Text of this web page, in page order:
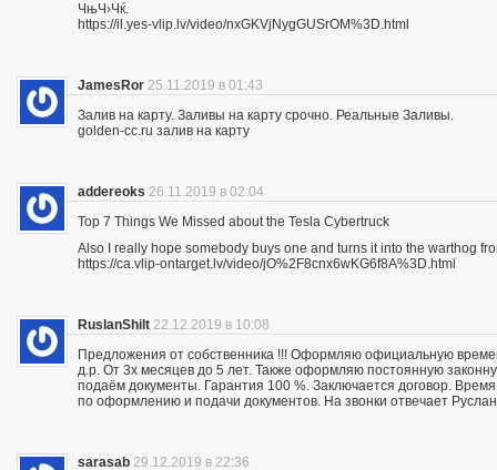
ЧњЧ›Чќ.
https://il.yes-vlip.lv/video/nxGKVjNygGUSrOM%3D.html
JamesRor 25.11.2019 в 01:43
Залив на карту. Заливы на карту срочно. Реальные Заливы.
golden-cc.ru залив на карту
addereoks 26.11.2019 в 02:04
Top 7 Things We Missed about the Tesla Cybertruck
Also I really hope somebody buys one and turns it into the warthog
https://ca.vlip-ontarget.lv/video/jO%2F8cnx6wKG6f8A%3D.html
RuslanShilt 22.12.2019 в 10:08
Предложения от собственника !!! Оформляю официальную
д.р. От 3х месяцев до 5 лет. Также оформляю постоянную
подаём документы. Гарантия 100 %. Заключается договор.
по оформлению и подачи документов. На звонки отвечает
sarasab 29.12.2019 в 22:36